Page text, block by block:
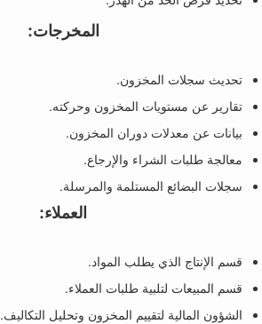
المخرجات:
تحديث سجلات المخزون.
تقارير عن مستويات المخزون وحركته.
بيانات عن معدلات دوران المخزون.
معالجة طلبات الشراء والإرجاع.
سجلات البضائع المستلمة والمرسلة.
العملاء:
قسم الإنتاج الذي يطلب المواد.
قسم المبيعات لتلبية طلبات العملاء.
الشؤون المالية لتقييم المخزون وتحليل التكاليف.